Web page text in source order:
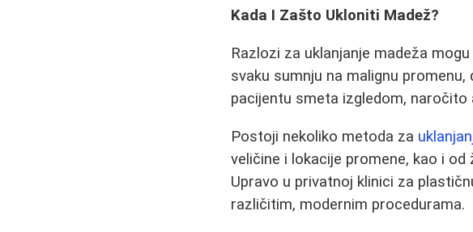
Kada I Zašto Ukloniti Madež?
Razlozi za uklanjanje madeža
svaku sumnju na malignu
pacijentu smeta izgledom, naročito
Postoji nekoliko metoda za
veličine i lokacije promene, kao i
Upravo u privatnoj klinici za
različitim, modernim procedurama.